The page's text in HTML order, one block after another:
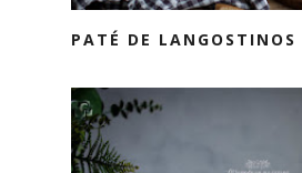
PATÉ DE LANGOSTINOS